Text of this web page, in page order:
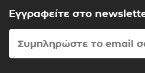
Εγγραφείτε στο